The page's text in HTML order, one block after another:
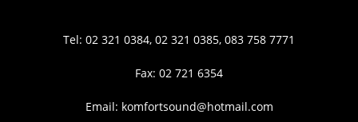
Tel: 02 321 0384, 02 321 0385, 083 758 7771
Fax: 02 721 6354
Email: komfortsound@hotmail.com